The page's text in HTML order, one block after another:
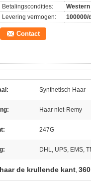
Betalingscondities:
Western
Levering vermogen:
100000/
Contact
Synthetisch Haar
Haar niet-Remy
247G
DHL, UPS, EMS,
de krullende kant,